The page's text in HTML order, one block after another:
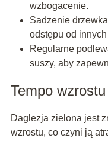
wzbogacenie.
Sadzenie
odstępu od
Regularne
suszy, aby
Tempo
Daglezja zielona jest
wzrostu, co czyni ją